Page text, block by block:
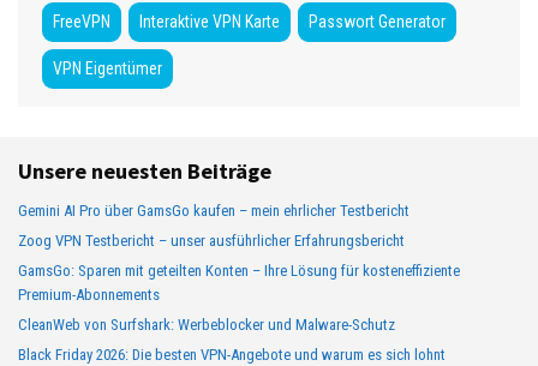
FreeVPN Interaktive VPN Karte Passwort Generator
VPN Eigentümer
Unsere neuesten Beiträge
Gemini AI Pro über GamsGo kaufen – mein ehrlicher Testbericht
Zoog VPN Testbericht – unser ausführlicher Erfahrungsbericht
GamsGo: Sparen mit geteilten Konten – Ihre Lösung für kosteneffiziente
Premium-Abonnements
CleanWeb von Surfshark: Werbeblocker und Malware-Schutz
Black Friday 2026: Die besten VPN-Angebote und warum es sich lohnt